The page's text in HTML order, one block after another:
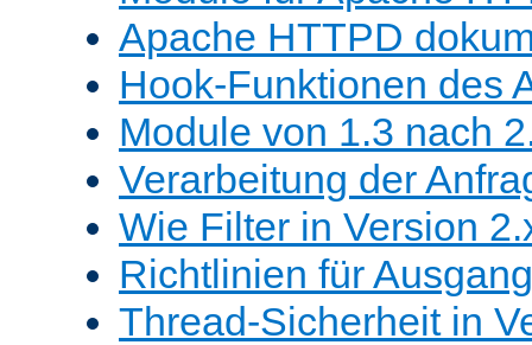
Apache HTTPD
Hook-Funktionen des
Module von 1.3 nach
Verarbeitung der
Wie Filter in Version
Richtlinien für
Thread-Sicherheit in